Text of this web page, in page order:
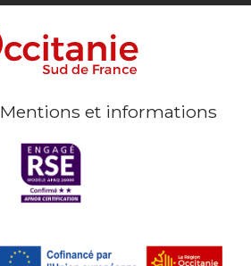
Mentions et informations